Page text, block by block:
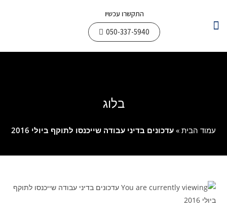
התקשרו עכשיו
050-337-5940
בלוג
עמוד הבית »עדכונים בדיני עבודה שייכנסו לתוקף ביולי 2016